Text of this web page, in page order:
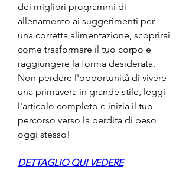
dei migliori programmi di
allenamento ai suggerimenti per
una corretta alimentazione, scoprirai
come trasformare il tuo corpo e
raggiungere la forma desiderata.
Non perdere l'opportunità di vivere
una primavera in grande stile, leggi
l'articolo completo e inizia il tuo
percorso verso la perdita di peso
oggi stesso!
DETTAGLIO QUI VEDERE